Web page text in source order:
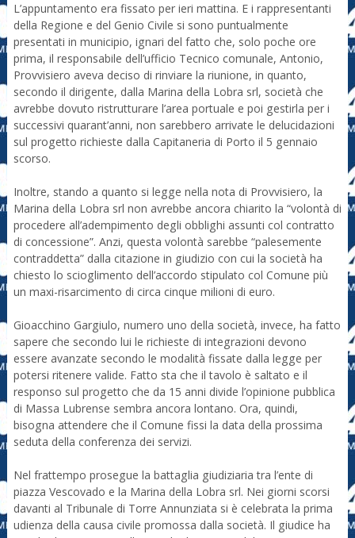
L’appuntamento era fissato per ieri mattina. E i rappresentanti
della Regione e del Genio Civile si sono puntualmente
presentati in municipio, ignari del fatto che, solo poche ore
prima, il responsabile dell’ufficio Tecnico comunale, Antonio,
Provvisiero aveva deciso di rinviare la riunione, in quanto,
secondo il dirigente, dalla Marina della Lobra srl, società che
avrebbe dovuto ristrutturare l’area portuale e poi gestirla per i
successivi quarant’anni, non sarebbero arrivate le delucidazioni
sul progetto richieste dalla Capitaneria di Porto il 5 gennaio
scorso.
Inoltre, stando a quanto si legge nella nota di Provvisiero, la
Marina della Lobra srl non avrebbe ancora chiarito la “volontà di
procedere all’adempimento degli obblighi assunti col contratto
di concessione”. Anzi, questa volontà sarebbe “palesemente
contraddetta” dalla citazione in giudizio con cui la società ha
chiesto lo scioglimento dell’accordo stipulato col Comune più
un maxi-risarcimento di circa cinque milioni di euro.
Gioacchino Gargiulo, numero uno della società, invece, ha fatto
sapere che secondo lui le richieste di integrazioni devono
essere avanzate secondo le modalità fissate dalla legge per
potersi ritenere valide. Fatto sta che il tavolo è saltato e il
responso sul progetto che da 15 anni divide l’opinione pubblica
di Massa Lubrense sembra ancora lontano. Ora, quindi,
bisogna attendere che il Comune fissi la data della prossima
seduta della conferenza dei servizi.
Nel frattempo prosegue la battaglia giudiziaria tra l’ente di
piazza Vescovado e la Marina della Lobra srl. Nei giorni scorsi
davanti al Tribunale di Torre Annunziata si è celebrata la prima
udienza della causa civile promossa dalla società. Il giudice ha